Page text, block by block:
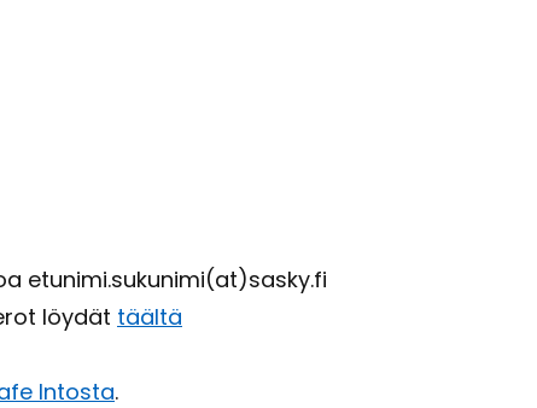
etu­ni­mi.su­ku­ni­mi(at)sasky.fi
löy­dät tääl­tä
In­tos­ta.